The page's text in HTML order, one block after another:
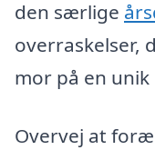
den særlige
overraskelser,
mor på en unik
Overvej at